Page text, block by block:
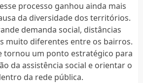
processo ganhou ainda mais
da diversidade dos territórios.
demanda social, distâncias
muito diferentes entre os bairros.
tornou um ponto estratégico para
da assistência social e orientar o
da rede pública.